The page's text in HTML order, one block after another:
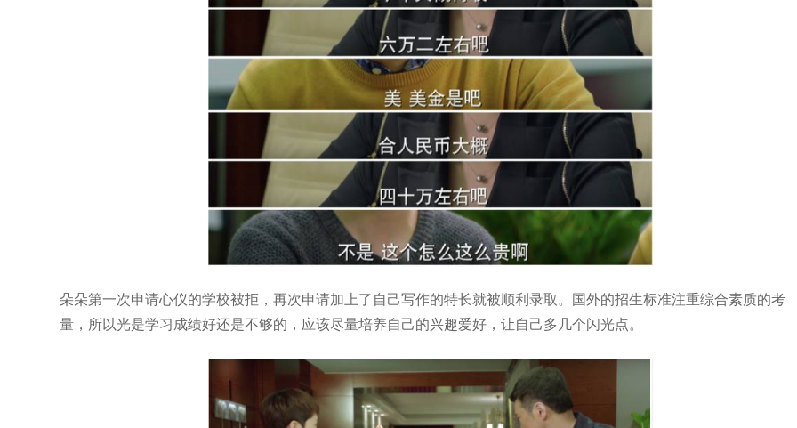
朵朵第一次申请心仪的学校被拒，再次申请加上了自己写作的特长就被顺利录取。国外的招生标准注重综合素质的考
量，所以光是学习成绩好还是不够的，应该尽量培养自己的兴趣爱好，让自己多几个闪光点。